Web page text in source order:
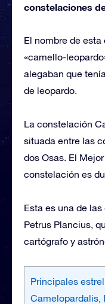
constelaciones
El nombre de
«camello-
alegaban que
de leopardo.
La constelación
situada entre las
dos Osas. El
constelación es
Esta es una de
Petrus Plancius,
cartógrafo y
Principales
Camelopardalis,